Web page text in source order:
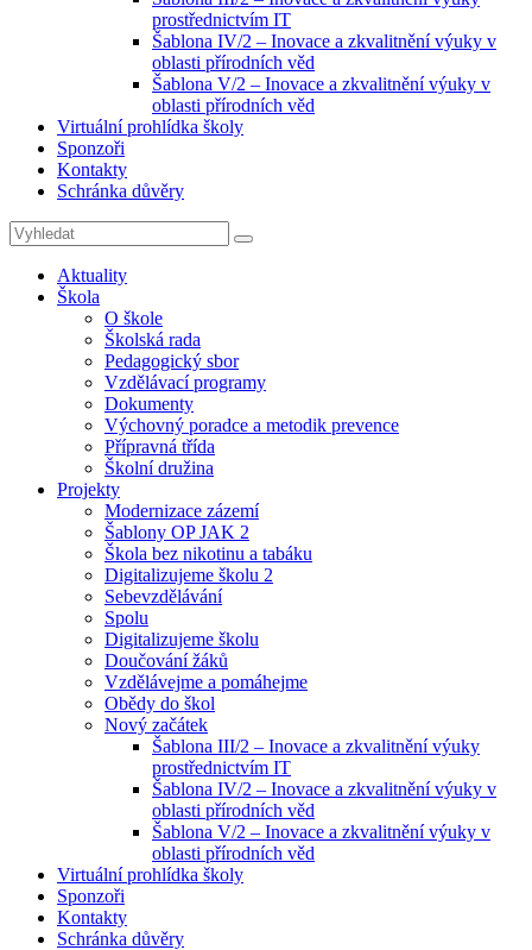
prostřednictvím IT
Šablona IV/2 – Inovace a zkvalitnění výuky v
oblasti přírodních věd
Šablona V/2 – Inovace a zkvalitnění výuky v
oblasti přírodních věd
Virtuální prohlídka školy
Sponzoři
Kontakty
Schránka důvěry
Search
for:
Search
Aktuality
Škola
O škole
Školská rada
Pedagogický sbor
Vzdělávací programy
Dokumenty
Výchovný poradce a metodik prevence
Přípravná třída
Školní družina
Projekty
Modernizace zázemí
Šablony OP JAK 2
Škola bez nikotinu a tabáku
Digitalizujeme školu 2
Sebevzdělávání
Spolu
Digitalizujeme školu
Doučování žáků
Vzdělávejme a pomáhejme
Obědy do škol
Nový začátek
Šablona III/2 – Inovace a zkvalitnění výuky
prostřednictvím IT
Šablona IV/2 – Inovace a zkvalitnění výuky v
oblasti přírodních věd
Šablona V/2 – Inovace a zkvalitnění výuky v
oblasti přírodních věd
Virtuální prohlídka školy
Sponzoři
Kontakty
Schránka důvěry